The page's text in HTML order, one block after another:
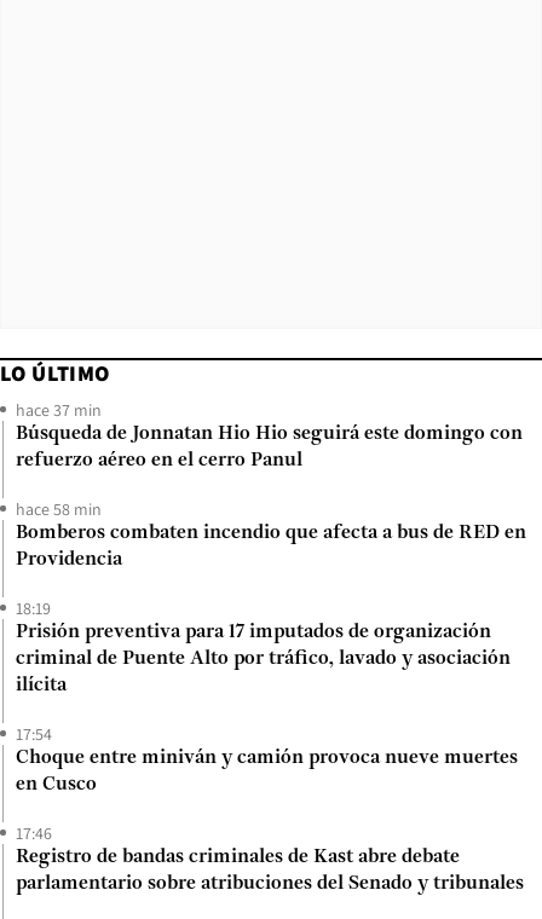
LO ÚLTIMO
hace 37 min
Búsqueda de Jonnatan Hio Hio seguirá este domingo con
refuerzo aéreo en el cerro Panul
hace 58 min
Bomberos combaten incendio que afecta a bus de RED en
Providencia
18:19
Prisión preventiva para 17 imputados de organización
criminal de Puente Alto por tráfico, lavado y asociación
ilícita
17:54
Choque entre miniván y camión provoca nueve muertes
en Cusco
17:46
Registro de bandas criminales de Kast abre debate
parlamentario sobre atribuciones del Senado y tribunales